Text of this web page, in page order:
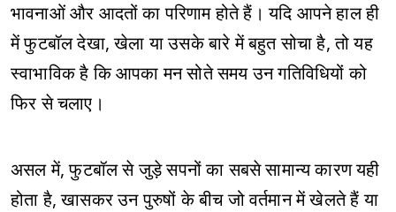
भावनाओं और आदतों का परिणाम होते हैं। यदि आपने हाल ही
में फुटबॉल देखा, खेला या उसके बारे में बहुत सोचा है, तो यह
स्वाभाविक है कि आपका मन सोते समय उन गतिविधियों को
फिर से चलाए।
असल में, फुटबॉल से जुड़े सपनों का सबसे सामान्य कारण यही
होता है, खासकर उन पुरुषों के बीच जो वर्तमान में खेलते हैं या